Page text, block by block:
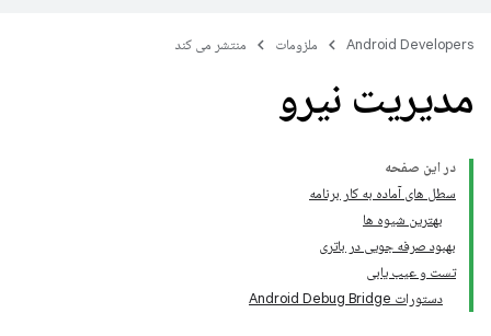
Android Developers ملزومات منتشر می کند
مدیریت نیرو
در این صفحه
سطل های آماده به کار برنامه
بهترین شیوه ها
بهبود صرفه جویی در باتری
تست و عیب یابی
دستورات Android Debug Bridge